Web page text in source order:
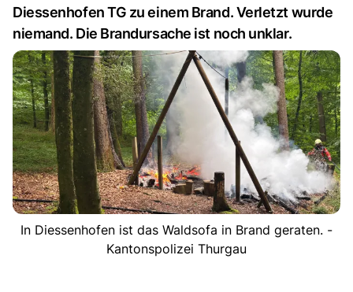
Diessenhofen TG zu einem Brand. Verletzt wurde
niemand. Die Brandursache ist noch unklar.
In Diessenhofen ist das Waldsofa in Brand geraten. -
Kantonspolizei Thurgau